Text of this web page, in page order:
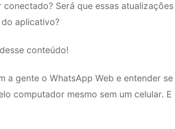
Será que essas atualizações
aplicativo?
conteúdo!
a gente o WhatsApp Web e entender se
computador mesmo sem um celular. E